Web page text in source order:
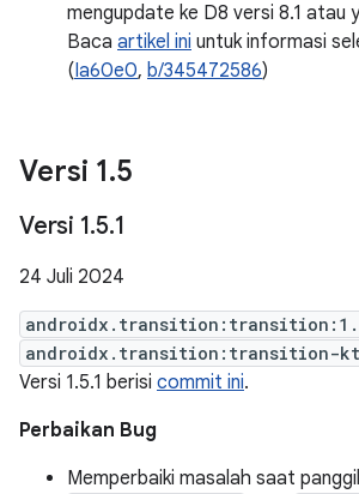
mengupdate ke D8 versi 8.1 atau
Baca artikel ini untuk informasi
(Ia60e0, b/345472586)
Versi 1.5
Versi 1.5.1
24 Juli 2024
androidx.transition:transition-
Versi 1.5.1 berisi commit ini.
Perbaikan Bug
Memperbaiki masalah saat